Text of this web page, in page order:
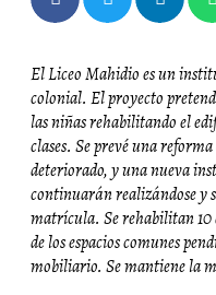
El Liceo Mahidio es un
colonial. El proyecto
las niñas rehabilitando el
clases. Se prevé una
deteriorado, y una nueva
continuarán realizándose y
matrícula. Se rehabilitan
de los espacios comunes
mobiliario. Se mantiene la